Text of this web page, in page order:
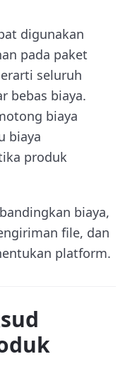
digunakan
pada paket
seluruh
bebas biaya.
biaya
biaya
produk
biaya,
file, dan
platform.